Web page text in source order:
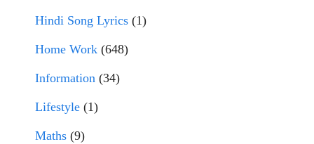
Hindi Song Lyrics (1)
Home Work (648)
Information (34)
Lifestyle (1)
Maths (9)